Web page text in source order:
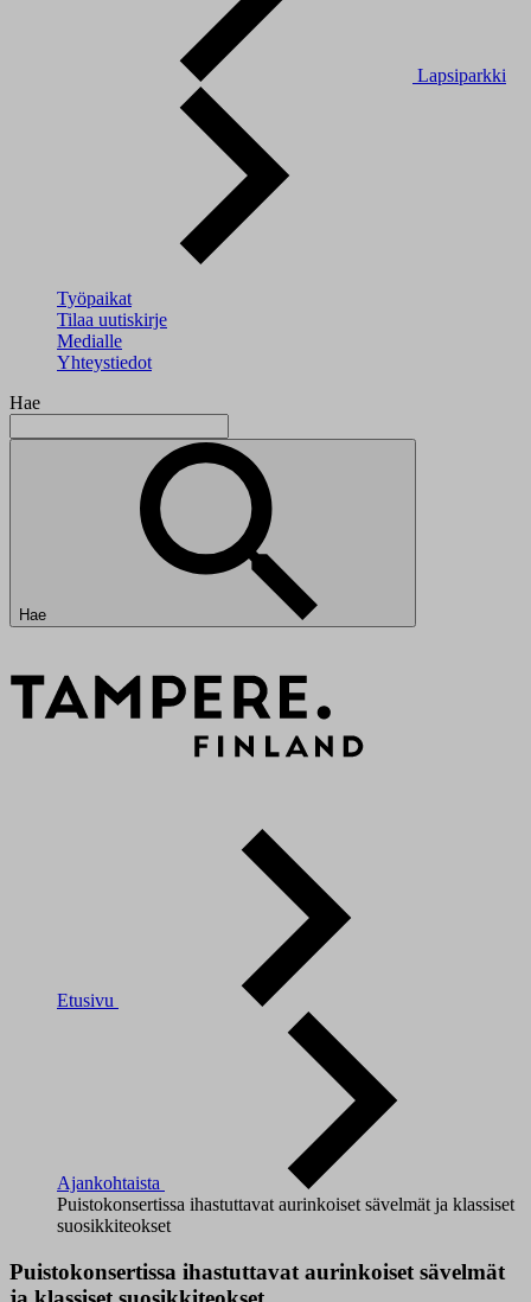
Lapsiparkki
Työpaikat
Tilaa uutiskirje
Medialle
Yhteystiedot
Hae
Hae
Etusivu
Ajankohtaista
Puistokonsertissa ihastuttavat aurinkoiset sävelmät ja klassiset
suosikkiteokset
Puistokonsertissa ihastuttavat aurinkoiset sävelmät